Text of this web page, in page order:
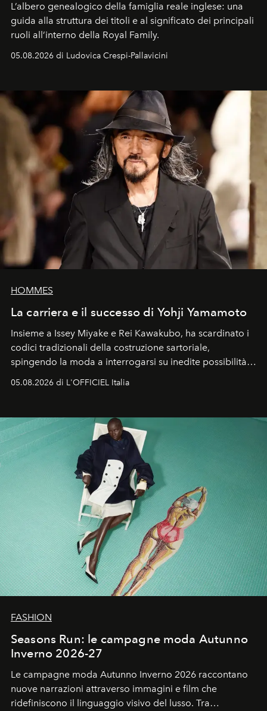
L’albero genealogico della famiglia reale inglese: una
guida alla struttura dei titoli e al significato dei principali
ruoli all’interno della Royal Family.
05.08.2026 di Ludovica Crespi-Pallavicini
HOMMES
La carriera e il successo di Yohji Yamamoto
Insieme a Issey Miyake e Rei Kawakubo, ha scardinato i
codici tradizionali della costruzione sartoriale,
spingendo la moda a interrogarsi su inedite possibilità
formali e a ridefinire il concetto stesso di silhouette.
un’impronta indelebile nella storia della moda.
05.08.2026 di L'OFFICIEL Italia
FASHION
Seasons Run: le campagne moda Autunno
Inverno 2026-27
Le campagne moda Autunno Inverno 2026 raccontano
nuove narrazioni attraverso immagini e film che
ridefiniscono il linguaggio visivo del lusso. Tra